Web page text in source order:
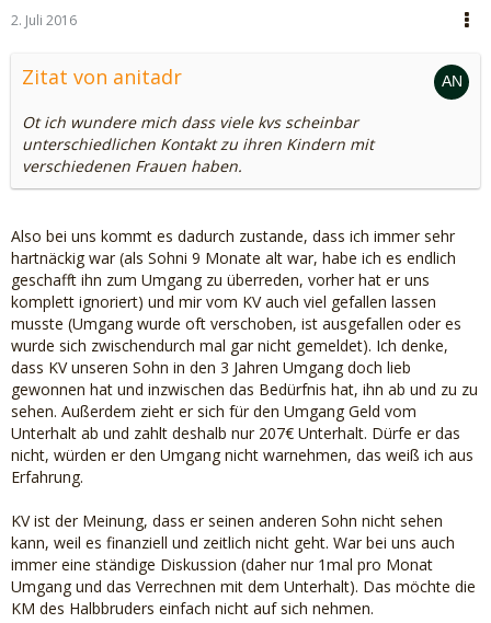
2. Juli 2016
Zitat von anitadr
Ot ich wundere mich dass viele kvs scheinbar
unterschiedlichen Kontakt zu ihren Kindern mit
verschiedenen Frauen haben.
Also bei uns kommt es dadurch zustande, dass ich immer sehr
hartnäckig war (als Sohni 9 Monate alt war, habe ich es endlich
geschafft ihn zum Umgang zu überreden, vorher hat er uns
komplett ignoriert) und mir vom KV auch viel gefallen lassen
musste (Umgang wurde oft verschoben, ist ausgefallen oder es
wurde sich zwischendurch mal gar nicht gemeldet). Ich denke,
dass KV unseren Sohn in den 3 Jahren Umgang doch lieb
gewonnen hat und inzwischen das Bedürfnis hat, ihn ab und zu zu
sehen. Außerdem zieht er sich für den Umgang Geld vom
Unterhalt ab und zahlt deshalb nur 207€ Unterhalt. Dürfe er das
nicht, würden er den Umgang nicht warnehmen, das weiß ich aus
Erfahrung.
KV ist der Meinung, dass er seinen anderen Sohn nicht sehen
kann, weil es finanziell und zeitlich nicht geht. War bei uns auch
immer eine ständige Diskussion (daher nur 1mal pro Monat
Umgang und das Verrechnen mit dem Unterhalt). Das möchte die
KM des Halbbruders einfach nicht auf sich nehmen.